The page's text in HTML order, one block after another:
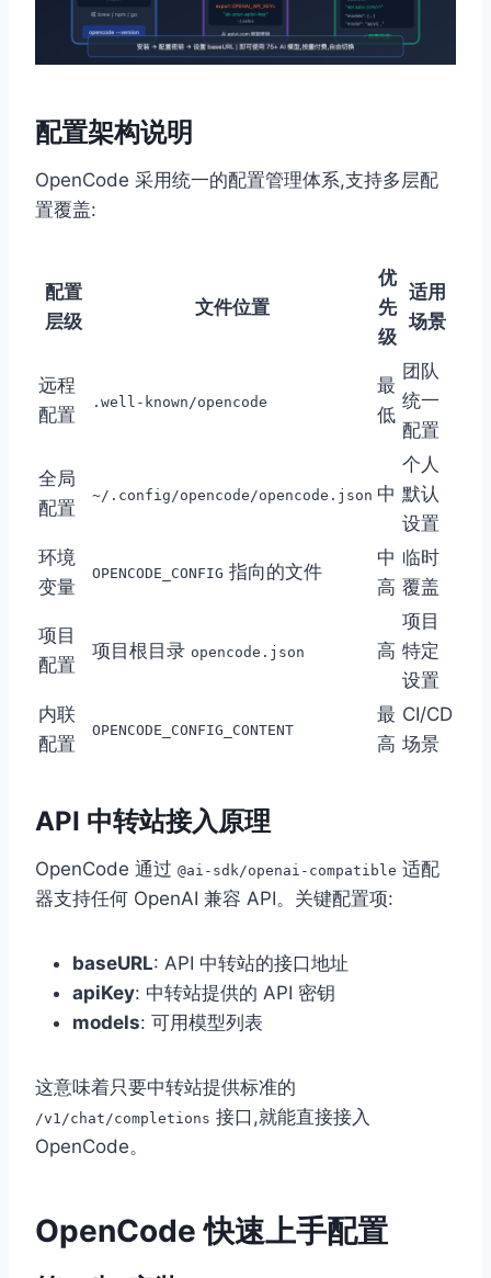
配置架构说明
OpenCode 采用统一的配置管理体系,支持多层配
置覆盖:
配置
层级
文件位置
优
先
级
适用
场景
远程
配置
.well-known/opencode
最
低
团队
统一
配置
全局
配置
~/.config/opencode/opencode.json 中
个人
默认
设置
环境
变量
OPENCODE_CONFIG 指向的文件
中
高
临时
覆盖
项目
配置
项目根目录 opencode.json 高
项目
特定
设置
内联
配置
OPENCODE_CONFIG_CONTENT
最
高
CI/CD
场景
API 中转站接入原理
OpenCode 通过 @ai-sdk/openai-compatible 适配
器支持任何 OpenAI 兼容 API。关键配置项:
baseURL: API 中转站的接口地址
apiKey: 中转站提供的 API 密钥
models: 可用模型列表
这意味着只要中转站提供标准的
/v1/chat/completions 接口,就能直接接入
OpenCode。
OpenCode 快速上手配置